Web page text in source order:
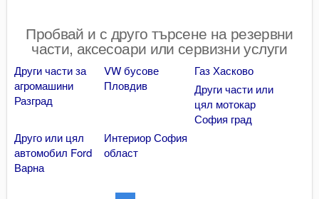
Пробвай и с друго търсене на резервни
части, аксесоари или сервизни услуги
Други части за
агромашини
Разград
VW бусове
Пловдив
Газ Хасково
Други части или
цял мотокар
София град
Друго или цял
автомобил Ford
Варна
Интериор София
област